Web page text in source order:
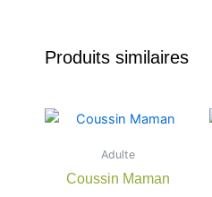
Produits similaires
Adulte
Coussin Maman